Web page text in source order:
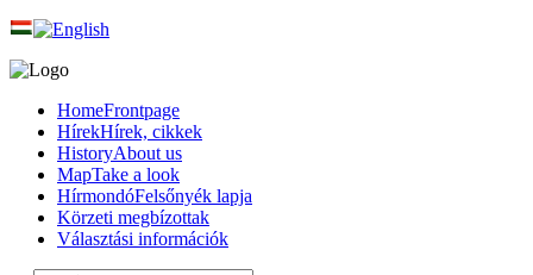
HomeFrontpage
HírekHírek, cikkek
HistoryAbout us
MapTake a look
HírmondóFelsőnyék lapja
Körzeti megbízottak
Választási információk